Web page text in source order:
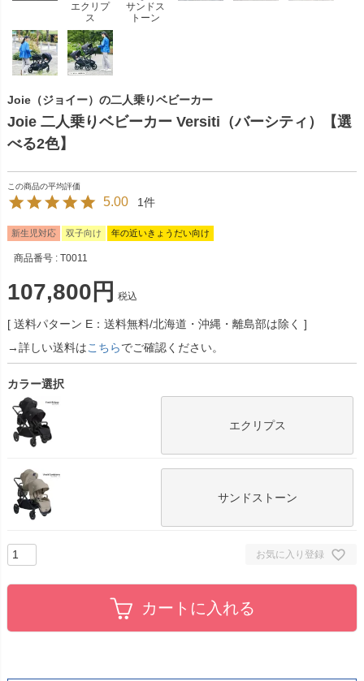
エクリプ
ス
サンドス
トーン
Joie（ジョイー）の二人乗りベビーカー
Joie 二人乗りベビーカー Versiti（バーシティ）【選
べる2色】
5.00 1
新生児対応 双子向け 年の近いきょうだい向け
商品番号 T0011
107,800 税込
送料パターン E：送料無料/北海道・沖縄・離島部は除く
→詳しい送料はこちらでご確認ください。
カラー選択
エクリプス
サンドストーン
お気に入り登録
カートに入れる